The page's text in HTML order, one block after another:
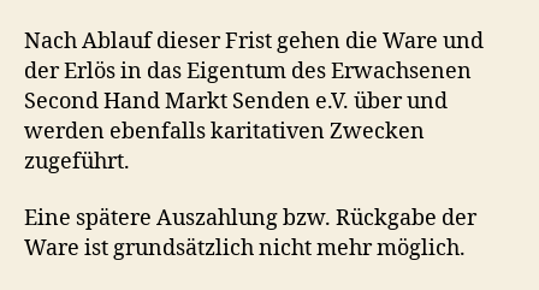
Nach Ablauf dieser Frist gehen die Ware und
der Erlös in das Eigentum des Erwachsenen
Second Hand Markt Senden e.V. über und
werden ebenfalls karitativen Zwecken
zugeführt.
Eine spätere Auszahlung bzw. Rückgabe der
Ware ist grundsätzlich nicht mehr möglich.